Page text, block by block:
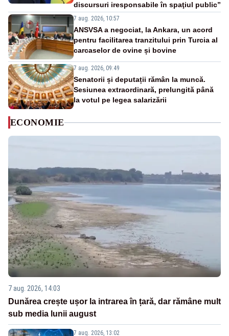
discursuri iresponsabile în spaţiul public”
7 aug. 2026, 10:57
ANSVSA a negociat, la Ankara, un acord
pentru facilitarea tranzitului prin Turcia al
carcaselor de ovine și bovine
7 aug. 2026, 09:49
Senatorii și deputații rămân la muncă.
Sesiunea extraordinară, prelungită până
la votul pe legea salarizării
ECONOMIE
7 aug. 2026, 14:03
Dunărea crește ușor la intrarea în țară, dar rămâne mult
sub media lunii august
7 aug. 2026, 13:02